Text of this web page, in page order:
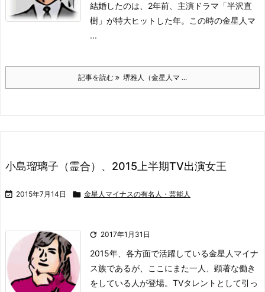
結婚したのは、2年前、主演ドラマ「半沢直
樹」が特大ヒットした年。
この時の金星人マ
...
記事を読む 堺雅人（金星人マ ...
小島瑠璃子（霊合）、2015上半期TV出演女王
 2015年7月14日  金星人マイナスの有名人・芸能人
 2017年1月31日
2015年、各方面で活躍している金星人マイナ
ス族であるが、ここにまた一人、顕著な働き
をしている人が登場。 TVタレントとして引っ